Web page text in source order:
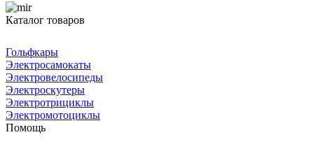
Каталог товаров
Гольфкары
Электросамокаты
Электровелосипеды
Электроскутеры
Электротрициклы
Электромотоциклы
Помощь